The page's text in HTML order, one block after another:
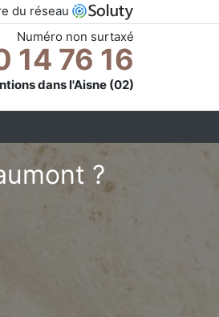
du réseau
Numéro non surtaxé
14 76 16
dans l'Aisne (02)
?